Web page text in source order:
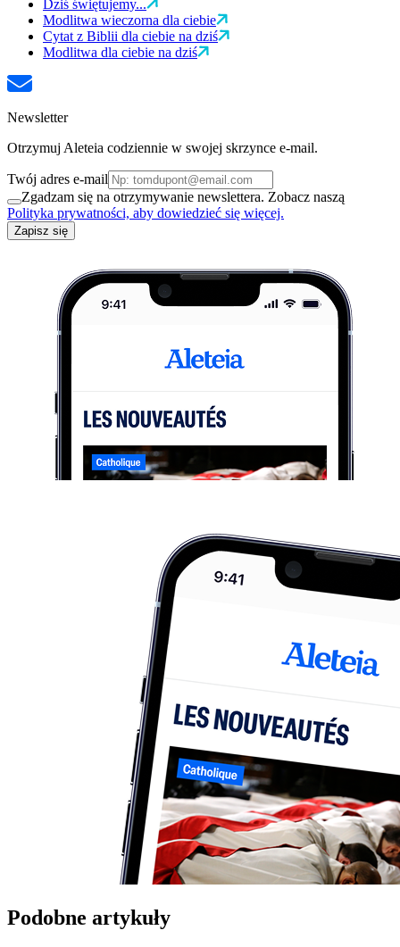
Dziś świętujemy...
Modlitwa wieczorna dla ciebie
Cytat z Biblii dla ciebie na dziś
Modlitwa dla ciebie na dziś
Newsletter
Otrzymuj Aleteia codziennie w swojej skrzynce e-mail.
Twój adres e-mail
Zgadzam się na otrzymywanie newslettera. Zobacz naszą
Polityka prywatności, aby dowiedzieć się więcej.
Zapisz się
Podobne artykuły